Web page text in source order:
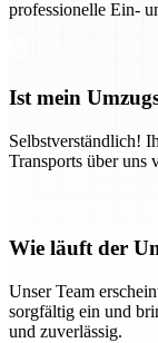
professionelle Ein-
Ist mein
Selbstverständlich!
Transports über uns
Wie läuft der
Unser Team
sorgfältig ein und
und zuverlässig.